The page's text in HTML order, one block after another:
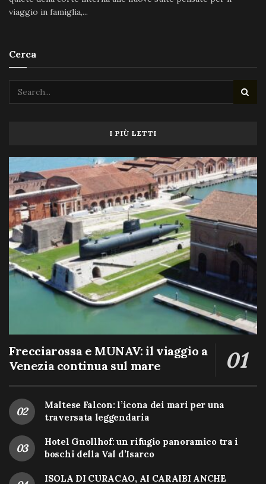
viaggio in famiglia,...
Cerca
I PIÙ LETTI
Frecciarossa e MUNAV: il viaggio a
Venezia continua sul mare
Maltese Falcon: l’icona dei mari per una
traversata leggendaria
Hotel Gnollhof: un rifugio panoramico tra i
boschi della Val d’Isarco
ISOLA DI CURACAO, AI CARAIBI ANCHE